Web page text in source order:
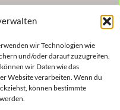
wir Technologien wie
und/oder darauf zuzugreifen.
wir Daten wie das
Website verarbeiten. Wenn du
können bestimmte